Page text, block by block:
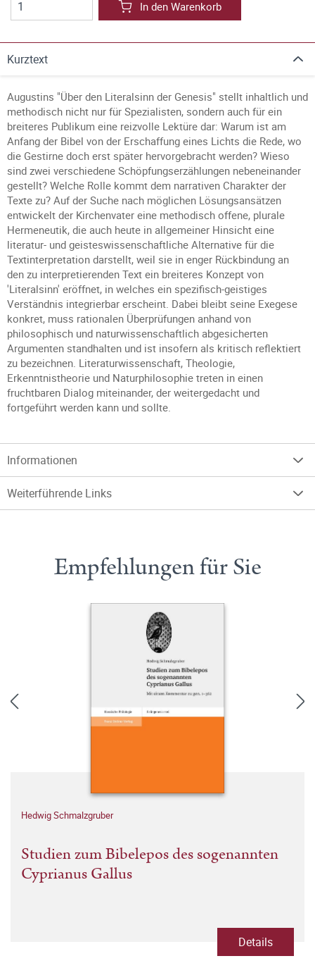
In den Warenkorb
Kurztext
Augustins "Über den Literalsinn der Genesis" stellt inhaltlich und
methodisch nicht nur für Spezialisten, sondern auch für ein
breiteres Publikum eine reizvolle Lektüre dar: Warum ist am
Anfang der Bibel von der Erschaffung eines Lichts die Rede, wo
die Gestirne doch erst später hervorgebracht werden? Wieso
sind zwei verschiedene Schöpfungserzählungen nebeneinander
gestellt? Welche Rolle kommt dem narrativen Charakter der
Texte zu? Auf der Suche nach möglichen Lösungsansätzen
entwickelt der Kirchenvater eine methodisch offene, plurale
Hermeneutik, die auch heute in allgemeiner Hinsicht eine
literatur- und geisteswissenschaftliche Alternative für die
Textinterpretation darstellt, weil sie in enger Rückbindung an
den zu interpretierenden Text ein breiteres Konzept von
'Literalsinn' eröffnet, in welches ein spezifisch-geistiges
Verständnis integrierbar erscheint. Dabei bleibt seine Exegese
konkret, muss rationalen Überprüfungen anhand von
philosophisch und naturwissenschaftlich abgesicherten
Argumenten standhalten und ist insofern als kritisch reflektiert
zu bezeichnen. Literaturwissenschaft, Theologie,
Erkenntnistheorie und Naturphilosophie treten in einen
fruchtbaren Dialog miteinander, der weitergedacht und
fortgeführt werden kann und sollte.
Informationen
Weiterführende Links
Empfehlungen für Sie
Hedwig Schmalzgruber
Studien zum Bibelepos des sogenannten
Cyprianus Gallus
Details